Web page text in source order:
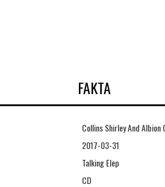
FAKTA
Collins Shirley And Albion
2017-03-31
Talking Elep
CD